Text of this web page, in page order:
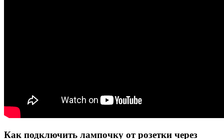
Как подключить лампочку от розетки через